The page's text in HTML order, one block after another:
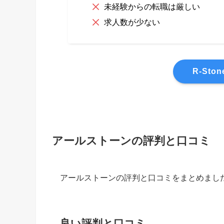
未経験からの転職は厳しい
求人数が少ない
R-
アールストーンの評判と口コミ
アールストーンの評判と口コミをまとめまし